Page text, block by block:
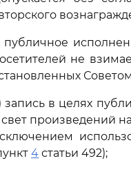
публичное
не
запись в целях
свет произведений
4 статьи 492);